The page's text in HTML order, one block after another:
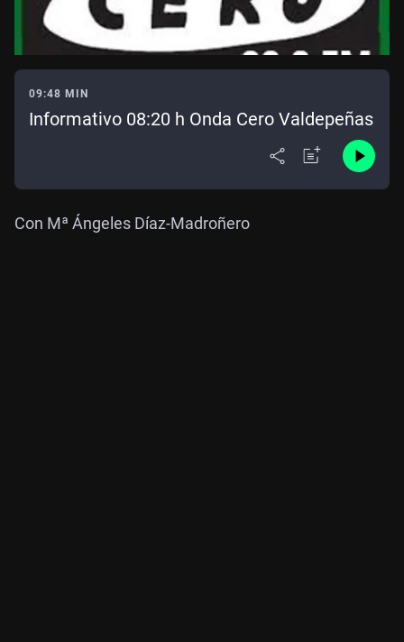
09:48 MIN
Informativo 08:20 h Onda Cero Valdepeñas
Con Mª Ángeles Díaz-Madroñero